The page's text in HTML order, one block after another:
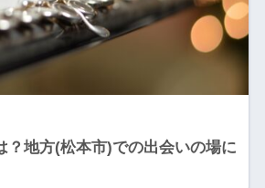
？地方(松本市)での出会いの場に